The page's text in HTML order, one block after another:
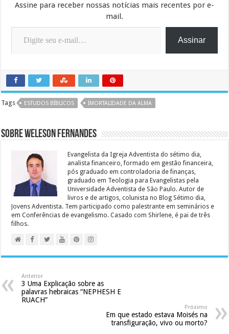
Assine para receber nossas notícias mais recentes por e-
mail.
Digite seu e-mail…
Assinar
Tags ESTUDOS BÍBLICOS IMORTALIDADE DA ALMA
Sobre Weleson Fernandes
Evangelista da Igreja Adventista do sétimo dia,
analista financeiro, formado em gestão financeira,
pós graduado em controladoria de finanças,
graduado em Teologia para Evangelistas pela
Universidade Adventista de São Paulo. Autor de
livros e de artigos, colunista no Blog Sétimo dia,
Jovens Adventista. Tem participado como palestrante em seminários e
em Conferências de evangelismo. Casado com Shirlene, é pai de três
filhos.
Anterior
3 Uma Explicação sobre as
palavras hebraicas “NEPHESH E
RUACH”
Próximo
Em que estado estava Moisés na
transfiguração, vivo ou morto?